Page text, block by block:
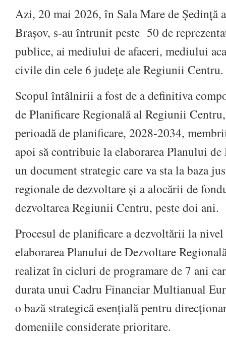
Azi, 20 mai 2026, în Sala Mare de Ședință
Brașov, s-au întrunit peste 50 de
publice, ai mediului de afaceri, mediului
civile din cele 6 județe ale Regiunii Centru.
Scopul întâlnirii a fost de a definitiva
de Planificare Regională al Regiunii
perioadă de planificare, 2028-2034,
apoi să contribuie la elaborarea Planului
un document strategic care va sta la baza
regionale de dezvoltare și a alocării de
dezvoltarea Regiunii Centru, peste doi ani.
Procesul de planificare a dezvoltării la
elaborarea Planului de Dezvoltare
realizat în cicluri de programare de 7 ani
durata unui Cadru Financiar Multianual
o bază strategică esențială pentru
domeniile considerate prioritare.